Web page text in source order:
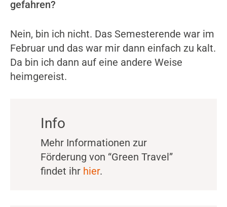
gefahren?
Nein, bin ich nicht. Das Semesterende war im
Februar und das war mir dann einfach zu kalt.
Da bin ich dann auf eine andere Weise
heimgereist.
Info
Mehr Informationen zur
Förderung von “Green Travel”
findet ihr hier.